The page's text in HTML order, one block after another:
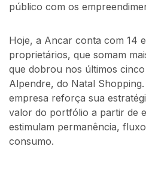
público com os
Hoje, a Ancar conta com 14
proprietários, que somam
que dobrou nos últimos
Alpendre, do Natal
empresa reforça sua
valor do portfólio a partir de
estimulam permanência,
consumo.